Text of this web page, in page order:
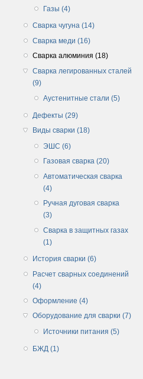
Газы (4)
Сварка чугуна (14)
Сварка меди (16)
Сварка алюминия (18)
Сварка легированных сталей
(9)
Аустенитные стали (5)
Дефекты (29)
Виды сварки (18)
ЭШС (6)
Газовая сварка (20)
Автоматическая сварка
(4)
Ручная дуговая сварка
(3)
Сварка в защитных газах
(1)
История сварки (6)
Расчет сварных соединений
(4)
Оформление (4)
Оборудование для сварки (7)
Источники питания (5)
БЖД (1)